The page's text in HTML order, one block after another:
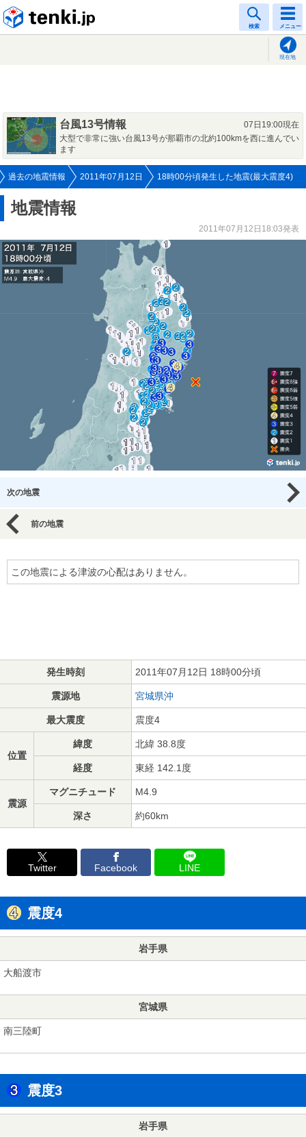
検索 メニュー
現在地
台風13号情報
07日19:00現在
大型で非常に強い台風13号が那覇市の北約100kmを西に進んでい
ます
過去の地震情報 2011年07月12日 18時00分頃発生した地震(最大震度4)
地震情報
2011年07月12日18:03発表
次の地震
前の地震
この地震による津波の心配はありません。
発生時刻 2011年07月12日 18時00分頃
震源地 宮城県沖
最大震度 震度4
位置
緯度 北緯 38.8度
経度 東経 142.1度
震源
マグニチュード M4.9
深さ 約60km
Twitter Facebook LINE
震度4
岩手県
大船渡市
宮城県
南三陸町
震度3
岩手県